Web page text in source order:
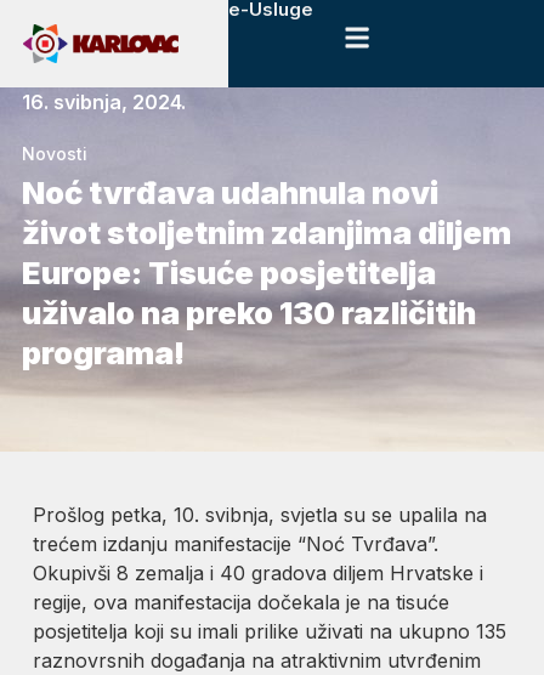
e-Usluge
16. svibnja, 2024.
Novosti
Noć tvrđava udahnula novi
život stoljetnim zdanjima diljem
Europe: Tisuće posjetitelja
uživalo na preko 130 različitih
programa!
Prošlog petka, 10. svibnja, svjetla su se upalila na
trećem izdanju manifestacije “Noć Tvrđava”.
Okupivši 8 zemalja i 40 gradova diljem Hrvatske i
regije, ova manifestacija dočekala je na tisuće
posjetitelja koji su imali prilike uživati na ukupno 135
raznovrsnih događanja na atraktivnim utvrđenim